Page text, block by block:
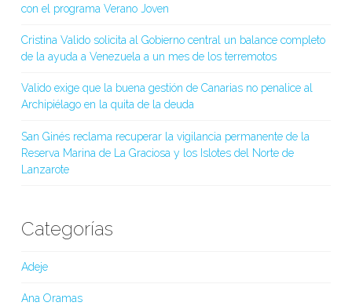
con el programa Verano Joven
Cristina Valido solicita al Gobierno central un balance completo
de la ayuda a Venezuela a un mes de los terremotos
Valido exige que la buena gestión de Canarias no penalice al
Archipiélago en la quita de la deuda
San Ginés reclama recuperar la vigilancia permanente de la
Reserva Marina de La Graciosa y los Islotes del Norte de
Lanzarote
Categorías
Adeje
Ana Oramas